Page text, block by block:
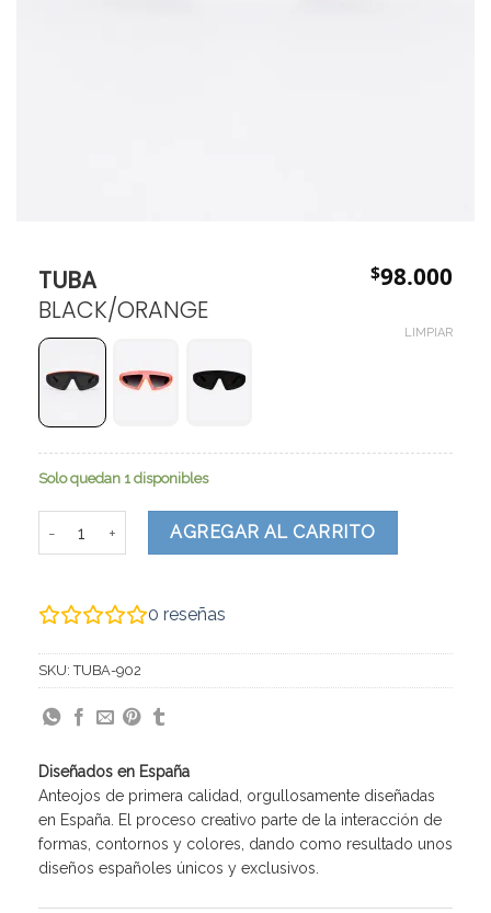
TUBA
BLACK/ORANGE
$98.000
LIMPIAR
Solo quedan 1 disponibles
AGREGAR AL CARRITO
0 reseñas
SKU:TUBA-902
Diseñados en España
Anteojos de primera calidad, orgullosamente diseñadas
en España. El proceso creativo parte de la interacción de
formas, contornos y colores, dando como resultado unos
diseños españoles únicos y exclusivos.